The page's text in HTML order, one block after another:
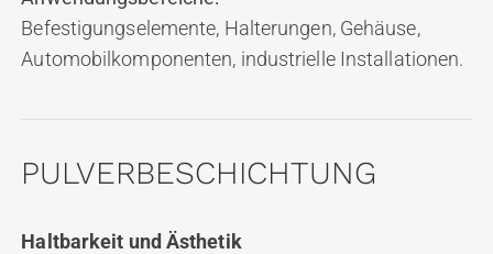
Befestigungselemente, Halterungen, Gehäuse,
Automobilkomponenten, industrielle Installationen.
PULVERBESCHICHTUNG
Haltbarkeit und Ästhetik